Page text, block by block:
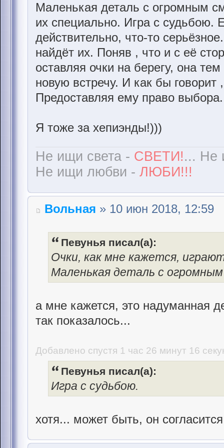
Маленькая деталь с огромным
их специально. Игра с судьбою.
действительно, что-то
найдёт их. Поняв , что и с её
оставляя очки на берегу, она
новую встречу. И как бы
Предоставляя ему право
Я тоже за хепиэнды!)))
Не ищи света - СВЕТИ!... Не
Не ищи любви - ЛЮБИ!!!
Вольная » 10 июн 2018, 12:59
Певунья писал(а):
Очки, как мне кажется,
Маленькая деталь с
а мне кажется, это надуманная
так показалось...
Добавлено спустя 1 час 26 минут 16
Певунья писал(а):
Игра с судьбою.
хотя... может быть, он